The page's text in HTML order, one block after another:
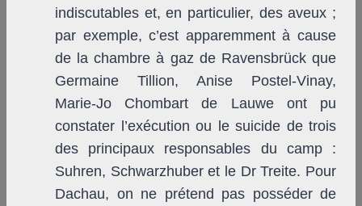
indiscutables et, en particulier, des aveux ;
par exemple, c’est apparemment à cause
de la chambre à gaz de Ravensbrück que
Germaine Tillion, Anise Postel-Vinay,
Marie-Jo Chombart de Lauwe ont pu
constater l’exécution ou le suicide de trois
des principaux responsables du camp :
Suhren, Schwarzhuber et le Dr Treite. Pour
Dachau, on ne prétend pas posséder de